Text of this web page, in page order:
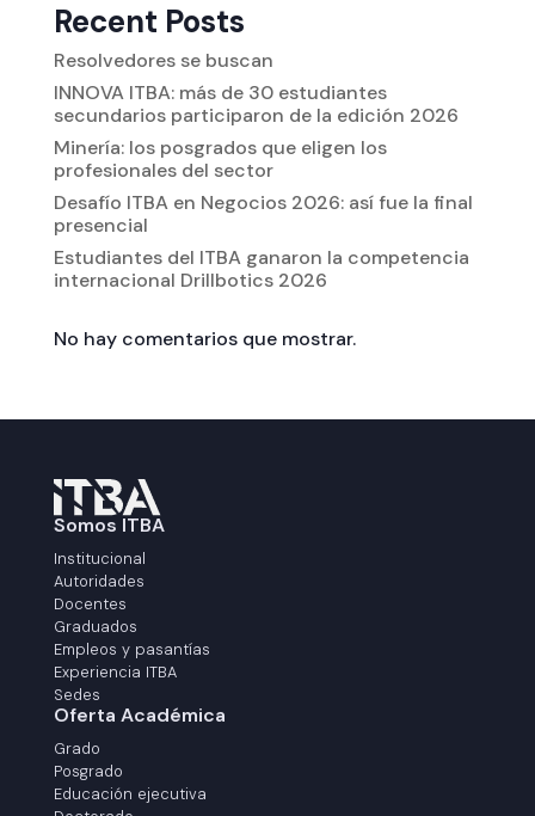
Recent Posts
Resolvedores se buscan
INNOVA ITBA: más de 30 estudiantes
secundarios participaron de la edición 2026
Minería: los posgrados que eligen los
profesionales del sector
Desafío ITBA en Negocios 2026: así fue la final
presencial
Estudiantes del ITBA ganaron la competencia
internacional Drillbotics 2026
No hay comentarios que mostrar.
Somos ITBA
Institucional
Autoridades
Docentes
Graduados
Empleos y pasantías
Experiencia ITBA
Sedes
Oferta Académica
Grado
Posgrado
Educación ejecutiva